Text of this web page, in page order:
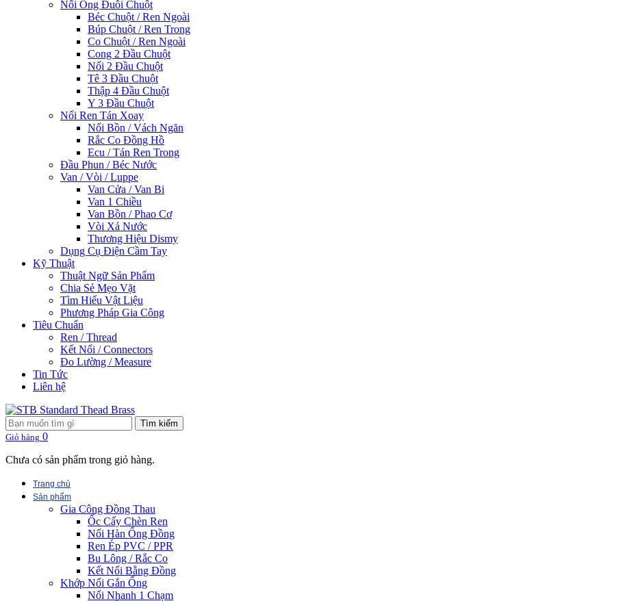
Nối Ống Đuôi Chuột
Béc Chuột / Ren Ngoài
Búp Chuột / Ren Trong
Co Chuột / Ren Ngoài
Cong 2 Đầu Chuột
Nối 2 Đầu Chuột
Tê 3 Đầu Chuột
Thập 4 Đầu Chuột
Y 3 Đầu Chuột
Nối Ren Tán Xoay
Nối Bồn / Vách Ngăn
Rắc Co Đồng Hồ
Ecu / Tán Ren Trong
Đầu Phun / Béc Nước
Van / Vòi / Luppe
Van Cửa / Van Bi
Van 1 Chiều
Van Bồn / Phao Cơ
Vòi Xả Nước
Thương Hiệu Dismy
Dụng Cụ Điện Cầm Tay
Kỹ Thuật
Thuật Ngữ Sản Phẩm
Chia Sẻ Mẹo Vặt
Tìm Hiểu Vật Liệu
Phương Pháp Gia Công
Tiêu Chuẩn
Ren / Thread
Kết Nối / Connectors
Đo Lường / Measure
Tin Tức
Liên hệ
Tìm kiếm
Giỏ hàng 0
Chưa có sản phẩm trong giỏ hàng.
Trang chủ
Sản phẩm
Gia Công Đồng Thau
Ốc Cấy Chèn Ren
Nối Hàn Ống Đồng
Ren Ép PVC / PPR
Bu Lông / Rắc Co
Kết Nối Bằng Đồng
Khớp Nối Gắn Ống
Nối Nhanh 1 Chạm